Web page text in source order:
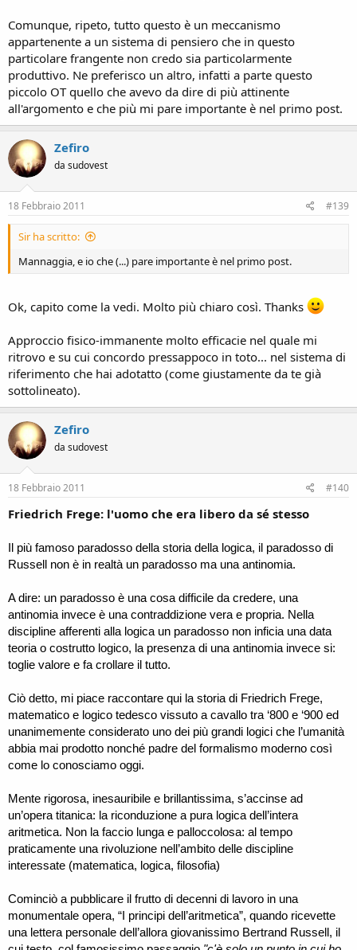
Comunque, ripeto, tutto questo è un meccanismo
appartenente a un sistema di pensiero che in questo
particolare frangente non credo sia particolarmente
produttivo. Ne preferisco un altro, infatti a parte questo
piccolo OT quello che avevo da dire di più attinente
all'argomento e che più mi pare importante è nel primo post.
Zefiro
da sudovest
18 Febbraio 2011 #139
Sir ha scritto:
Mannaggia, e io che (...) pare importante è nel primo post.
Ok, capito come la vedi. Molto più chiaro così. Thanks
Approccio fisico-immanente molto efficacie nel quale mi
ritrovo e su cui concordo pressappoco in toto... nel sistema di
riferimento che hai adotatto (come giustamente da te già
sottolineato).
Zefiro
da sudovest
18 Febbraio 2011 #140
Friedrich Frege: l'uomo che era libero da sé stesso
Il più famoso paradosso della storia della logica, il paradosso di
Russell non è in realtà un paradosso ma una antinomia.
A dire: un paradosso è una cosa difficile da credere, una
antinomia invece è una contraddizione vera e propria. Nella
discipline afferenti alla logica un paradosso non inficia una data
teoria o costrutto logico, la presenza di una antinomia invece si:
toglie valore e fa crollare il tutto.
Ciò detto, mi piace raccontare qui la storia di Friedrich Frege,
matematico e logico tedesco vissuto a cavallo tra ‘800 e ‘900 ed
unanimemente considerato uno dei più grandi logici che l’umanità
abbia mai prodotto nonché padre del formalismo moderno così
come lo conosciamo oggi.
Mente rigorosa, inesauribile e brillantissima, s’accinse ad
un’opera titanica: la riconduzione a pura logica dell’intera
aritmetica. Non la faccio lunga e palloccolosa: al tempo
praticamente una rivoluzione nell’ambito delle discipline
interessate (matematica, logica, filosofia)
Cominciò a pubblicare il frutto di decenni di lavoro in una
monumentale opera, “I principi dell’aritmetica”, quando ricevette
una lettera personale dell’allora giovanissimo Bertrand Russell, il